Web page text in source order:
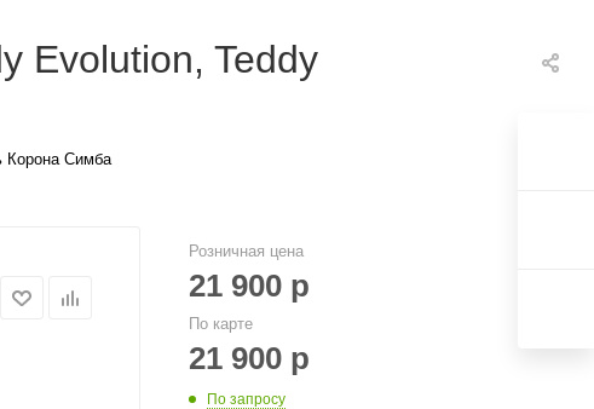
Evolution, Teddy
Корона Симба
Розничная цена
21 900 р
По карте
21 900 р
По запросу